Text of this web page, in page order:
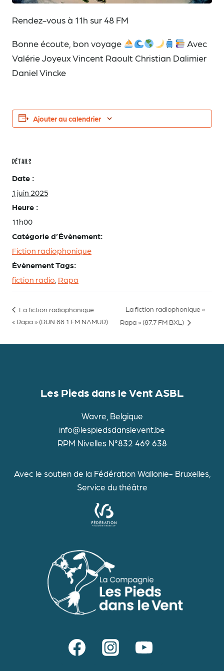
Rendez-vous à 11h sur 48 FM
Bonne écoute, bon voyage
Avec
Valérie Joyeux Vincent Raoult Christian Dalimier
Daniel Vincke
Ajouter au calendrier
DÉTAILS
Date :
1 juin 2025
Heure :
11h00
Catégorie d’Évènement:
Fiction radiophonique
Évènement Tags:
fiction radio, Rapa
La fiction radiophonique
« Rapa » (RUN 88.1 FM NAMUR)
La fiction radiophonique «
Rapa » (87.7 FM BXL)
Les Pieds dans le Vent ASBL
Wavre, Belgique
info@lespiedsdanslevent.be
RPM Nivelles N°832 469 638
Avec le soutien de la Fédération Wallonie- Bruxelles,
Service du théâtre